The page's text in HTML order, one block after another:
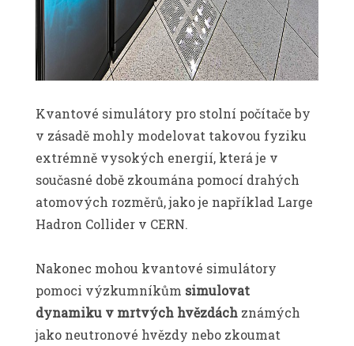
Kvantové simulátory pro stolní počítače by
v zásadě mohly modelovat takovou fyziku
extrémně vysokých energií, která je v
současné době zkoumána pomocí drahých
atomových rozměrů, jako je například Large
Hadron Collider v CERN.
Nakonec mohou kvantové simulátory
pomoci výzkumníkům simulovat
dynamiku v mrtvých hvězdách známých
jako neutronové hvězdy nebo zkoumat